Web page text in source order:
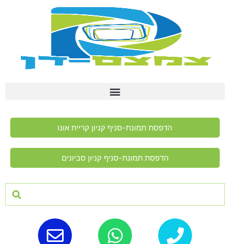
הדפסת תמונת-סניף קניון קריית אונו
הדפסת תמונת-סניף קניון סביונים